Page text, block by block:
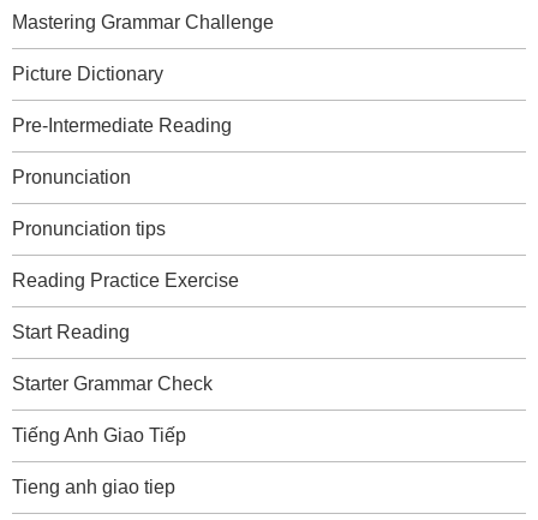
Mastering Grammar Challenge
Picture Dictionary
Pre-Intermediate Reading
Pronunciation
Pronunciation tips
Reading Practice Exercise
Start Reading
Starter Grammar Check
Tiếng Anh Giao Tiếp
Tieng anh giao tiep